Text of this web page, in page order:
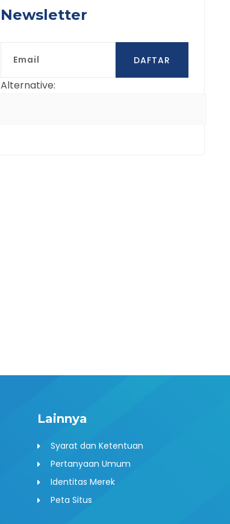
Newsletter
DAFTAR
Alternative:
Lainnya
Syarat dan Ketentuan
Pertanyaan Umum
Identitas Merek
Peta Situs